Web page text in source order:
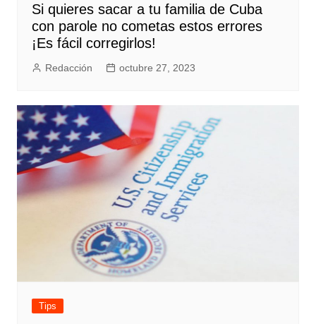
Si quieres sacar a tu familia de Cuba
con parole no cometas estos errores
¡Es fácil corregirlos!
Redacción octubre 27, 2023
Tips